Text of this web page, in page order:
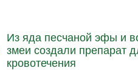
Из яда песчаной эфы и
змеи создали препарат
кровотечения